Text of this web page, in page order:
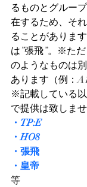
るものとグルー
在するため、そ
ることがありま
は”張飛”。※た
のようなものは
あります（例：
※記載している
で提供は致しま
・TP:E
・HO8
・張飛
・皇帝
等